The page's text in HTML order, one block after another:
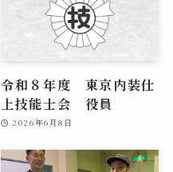
令和８年度 東京内装仕
上技能士会 役員
2026年6月8日